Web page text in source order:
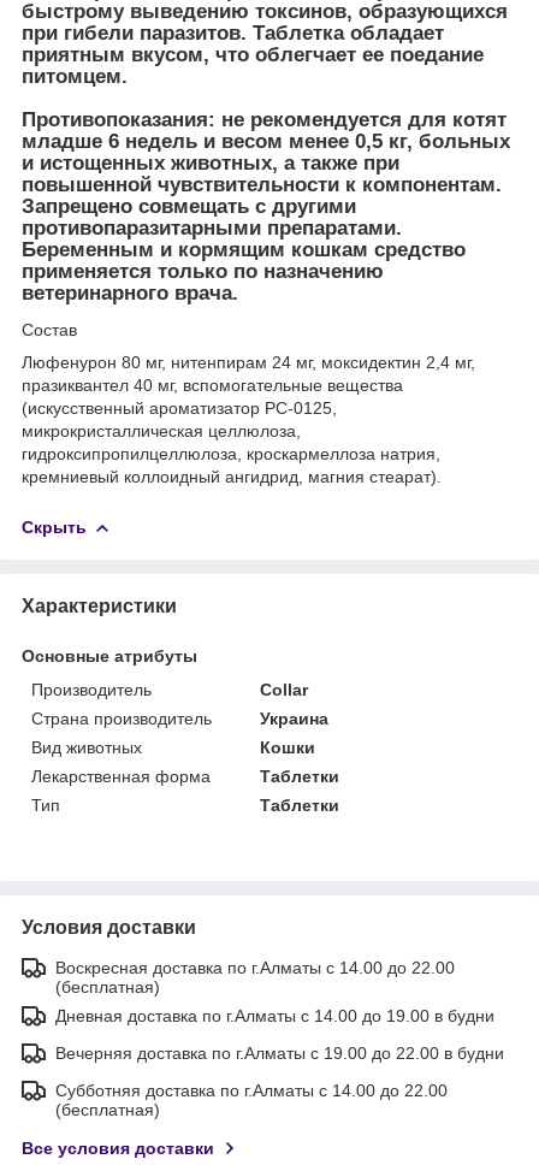
быстрому выведению токсинов, образующихся
при гибели паразитов. Таблетка обладает
приятным вкусом, что облегчает ее поедание
питомцем.
Противопоказания: не рекомендуется для котят
младше 6 недель и весом менее 0,5 кг, больных
и истощенных животных, а также при
повышенной чувствительности к компонентам.
Запрещено совмещать с другими
противопаразитарными препаратами.
Беременным и кормящим кошкам средство
применяется только по назначению
ветеринарного врача.
Состав
Люфенурон 80 мг, нитенпирам 24 мг, моксидектин 2,4 мг,
празиквантел 40 мг, вспомогательные вещества
(искусственный ароматизатор РС-0125,
микрокристаллическая целлюлоза,
гидроксипропилцеллюлоза, кроскармеллоза натрия,
кремниевый коллоидный ангидрид, магния стеарат).
Скрыть
Характеристики
Основные атрибуты
Производитель
Collar
Страна производитель
Украина
Вид животных
Кошки
Лекарственная форма
Таблетки
Тип
Таблетки
Условия доставки
Воскресная доставка по г.Алматы с 14.00 до 22.00
(бесплатная)
Дневная доставка по г.Алматы с 14.00 до 19.00 в будни
Вечерняя доставка по г.Алматы с 19.00 до 22.00 в будни
Субботняя доставка по г.Алматы с 14.00 до 22.00
(бесплатная)
Все условия доставки